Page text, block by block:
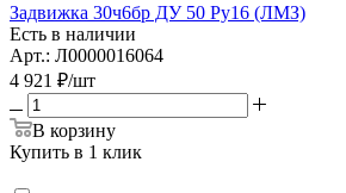
Задвижка 30ч6бр ДУ 50 Ру16 (ЛМЗ)
Есть в наличии
Арт.: Л0000016064
4 921 ₽/шт
В корзину
Купить в 1 клик